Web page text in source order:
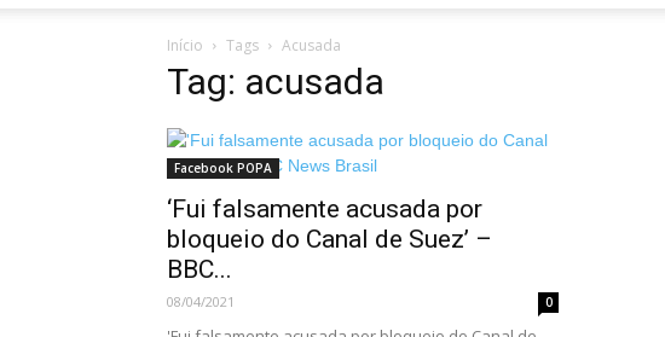
Início Tags Acusada
Tag: acusada
Facebook POPA
‘Fui falsamente acusada por
bloqueio do Canal de Suez’ –
BBC...
08/04/2021 0